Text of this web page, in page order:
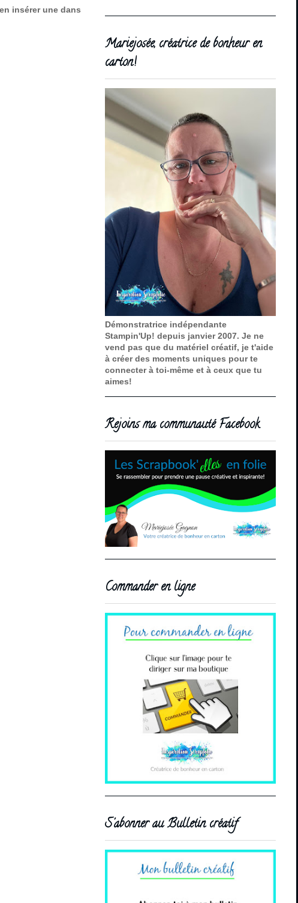
insérer une dans
Mariejosée, créatrice de bonheur en
carton!
Démonstratrice indépendante
Stampin'Up! depuis janvier 2007. Je ne
vend pas que du matériel créatif, je t'aide
à créer des moments uniques pour te
connecter à toi-même et à ceux que tu
aimes!
Rejoins ma communauté Facebook
Commander en ligne
S'abonner au Bulletin créatif